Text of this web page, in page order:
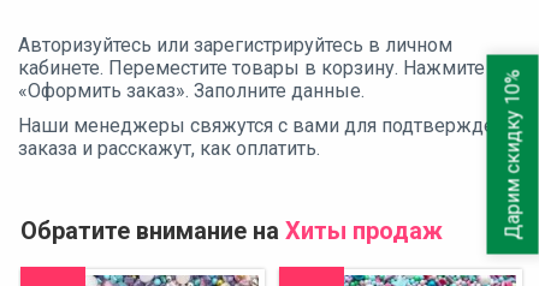
Авторизуйтесь или зарегистрируйтесь в личном
кабинете. Переместите товары в корзину. Нажмите
«Оформить заказ». Заполните данные.
Наши менеджеры свяжутся с вами для подтверждения
заказа и расскажут, как оплатить.
Обратите внимание на Хиты продаж Дарим скидку 10%